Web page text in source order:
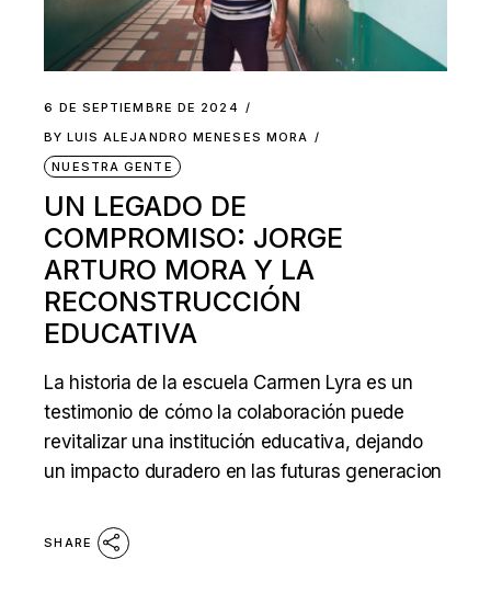
6 DE SEPTIEMBRE DE 2024
BY LUIS ALEJANDRO MENESES MORA
NUESTRA GENTE
UN LEGADO DE
COMPROMISO: JORGE
ARTURO MORA Y LA
RECONSTRUCCIÓN
EDUCATIVA
La historia de la escuela Carmen Lyra es un
testimonio de cómo la colaboración puede
revitalizar una institución educativa, dejando
un impacto duradero en las futuras generacion
SHARE